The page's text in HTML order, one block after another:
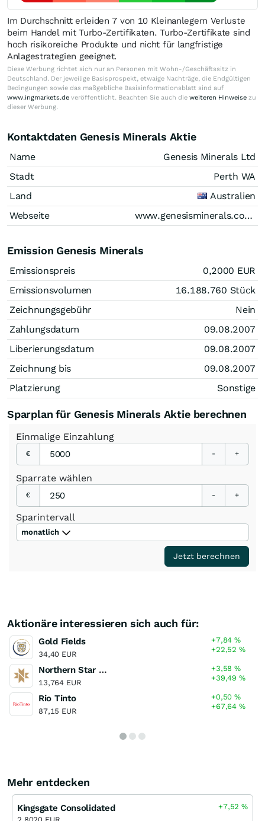
Im Durchschnitt erleiden 7 von 10 Kleinanlegern Verluste
beim Handel mit Turbo-Zertifikaten. Turbo-Zertifikate sind
hoch risikoreiche Produkte und nicht für langfristige
Anlagestrategien geeignet.
Diese Werbung richtet sich nur an Personen mit Wohn-/Geschäftssitz in
Deutschland. Der jeweilige Basisprospekt, etwaige Nachträge, die Endgültigen
Bedingungen sowie das maßgebliche Basisinformationsblatt sind auf
www.ingmarkets.de veröffentlicht. Beachten Sie auch die weiteren Hinweise zu
dieser Werbung.
Kontaktdaten Genesis Minerals Aktie
Name
Genesis Minerals Ltd
Stadt
Perth WA
Land
Australien
Webseite
www.genesisminerals.com.au
Emission Genesis Minerals
Emissionspreis 0,2000 EUR
Emissionsvolumen
16.188.760 Stück
Zeichnungsgebühr
Nein
Zahlungsdatum
09.08.2007
Liberierungsdatum
09.08.2007
Zeichnung bis
09.08.2007
Platzierung
Sonstige
Sparplan für Genesis Minerals Aktie berechnen
Einmalige Einzahlung
€ - +
Sparrate wählen
€ - +
Sparintervall
monatlich
Jetzt berechnen
Aktionäre interessieren sich auch für:
Gold Fields
34,40 EUR
+7,84%
+22,52%
Northern Star Resources
13,764 EUR
+3,58%
+39,49%
Rio Tinto
87,15 EUR
+0,50%
+67,64%
Mehr entdecken
Kingsgate Consolidated +7,52%